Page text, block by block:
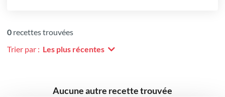
0 recettes trouvées
Trier par : Les plus récentes
Aucune autre recette trouvée